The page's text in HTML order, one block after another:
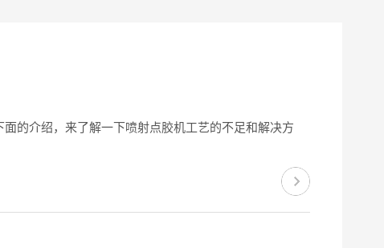
的介绍，来了解一下喷射点胶机工艺的不足和解决方